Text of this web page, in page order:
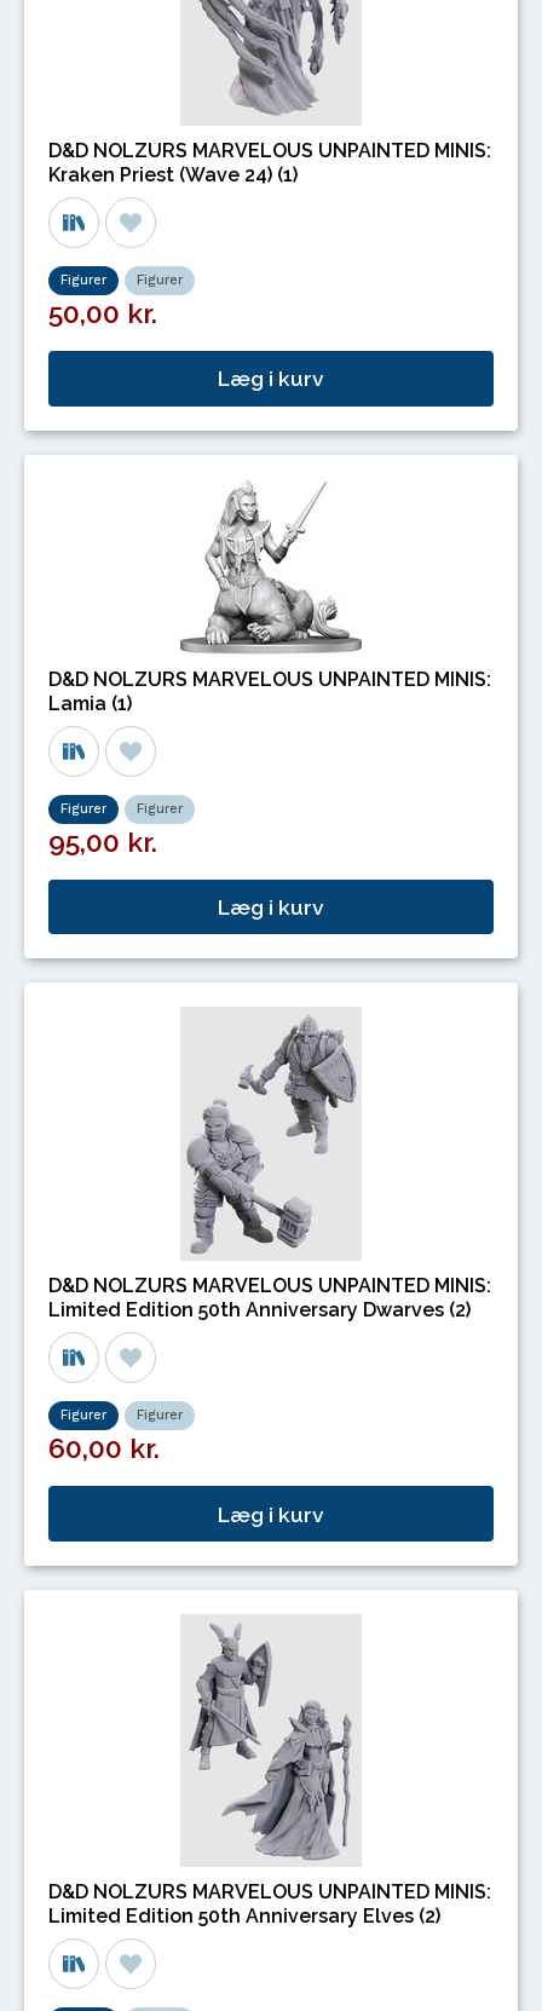
D&D NOLZURS MARVELOUS UNPAINTED MINIS:
Kraken Priest (Wave 24) (1)
Figurer Figurer
50,00 kr.
Læg i kurv
D&D NOLZURS MARVELOUS UNPAINTED MINIS:
Lamia (1)
Figurer Figurer
95,00 kr.
Læg i kurv
D&D NOLZURS MARVELOUS UNPAINTED MINIS:
Limited Edition 50th Anniversary Dwarves (2)
Figurer Figurer
60,00 kr.
Læg i kurv
D&D NOLZURS MARVELOUS UNPAINTED MINIS:
Limited Edition 50th Anniversary Elves (2)